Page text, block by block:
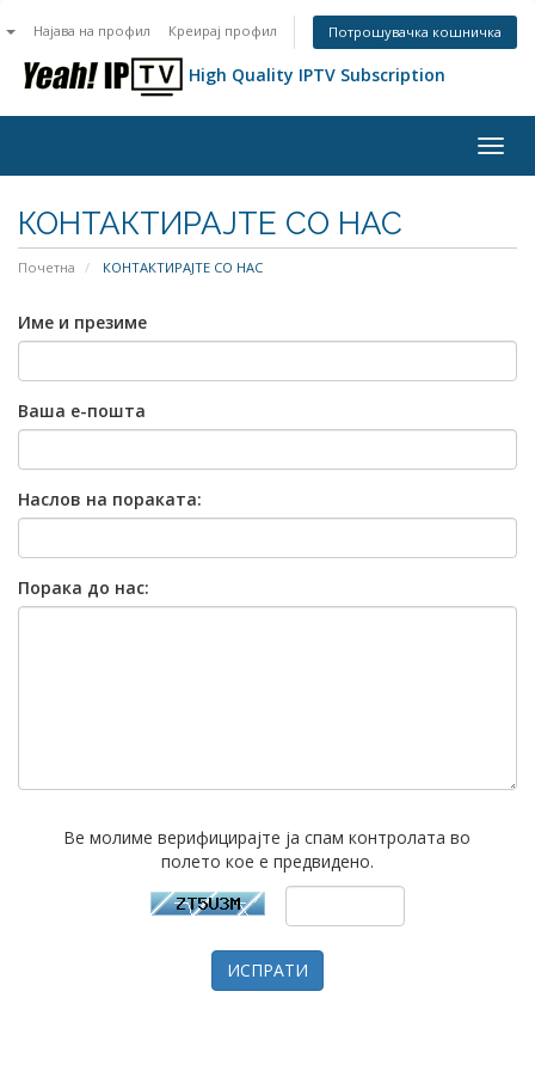
Најава на профил Креирај профил Потрошувачка кошничка
High Quality IPTV Subscription
КОНТАКТИРАЈТЕ СО НАС
Почетна КОНТАКТИРАЈТЕ СО НАС
Име и презиме
Ваша е-пошта
Наслов на пораката:
Порака до нас:
Ве молиме верифицирајте ја спам контролата во
полето кое е предвидено.
ИСПРАТИ